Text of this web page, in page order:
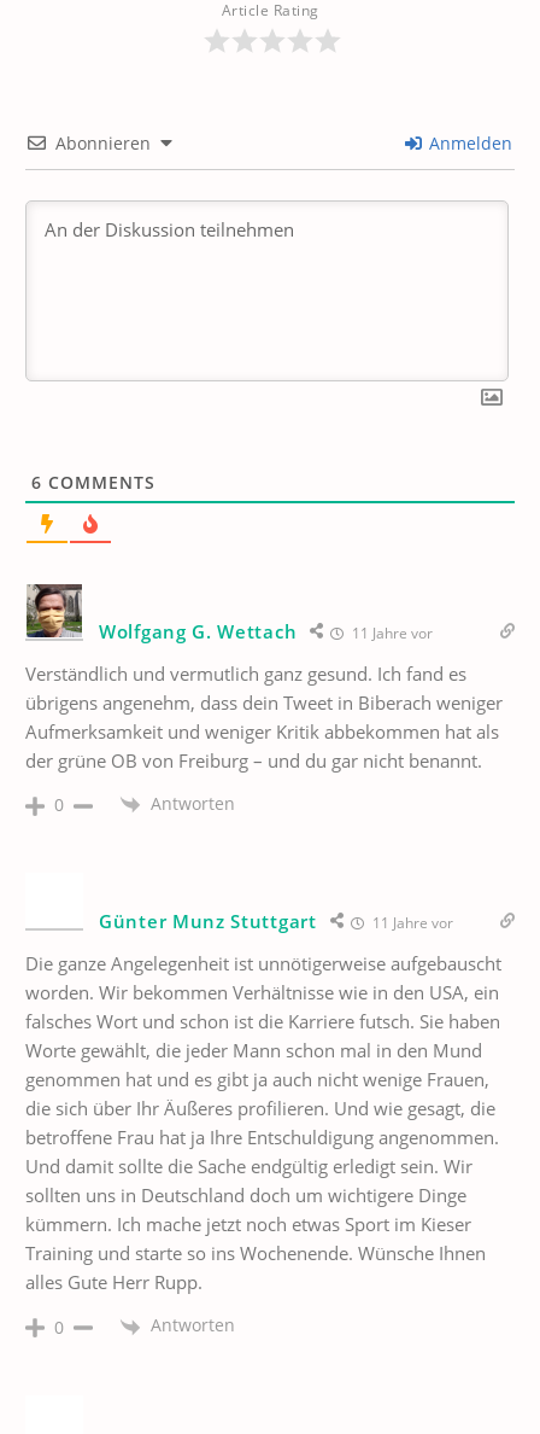
Article Rating
Abonnieren Anmelden
6 COMMENTS
Wolfgang G. Wettach 11 Jahre vor
Verständlich und vermutlich ganz gesund. Ich fand es
übrigens angenehm, dass dein Tweet in Biberach weniger
Aufmerksamkeit und weniger Kritik abbekommen hat als
der grüne OB von Freiburg – und du gar nicht benannt.
0 Antworten
Günter Munz Stuttgart 11 Jahre vor
Die ganze Angelegenheit ist unnötigerweise aufgebauscht
worden. Wir bekommen Verhältnisse wie in den USA, ein
falsches Wort und schon ist die Karriere futsch. Sie haben
Worte gewählt, die jeder Mann schon mal in den Mund
genommen hat und es gibt ja auch nicht wenige Frauen,
die sich über Ihr Äußeres profilieren. Und wie gesagt, die
betroffene Frau hat ja Ihre Entschuldigung angenommen.
Und damit sollte die Sache endgültig erledigt sein. Wir
sollten uns in Deutschland doch um wichtigere Dinge
kümmern. Ich mache jetzt noch etwas Sport im Kieser
Training und starte so ins Wochenende. Wünsche Ihnen
alles Gute Herr Rupp.
0 Antworten